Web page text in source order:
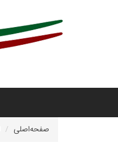
صفحه‌اصلی